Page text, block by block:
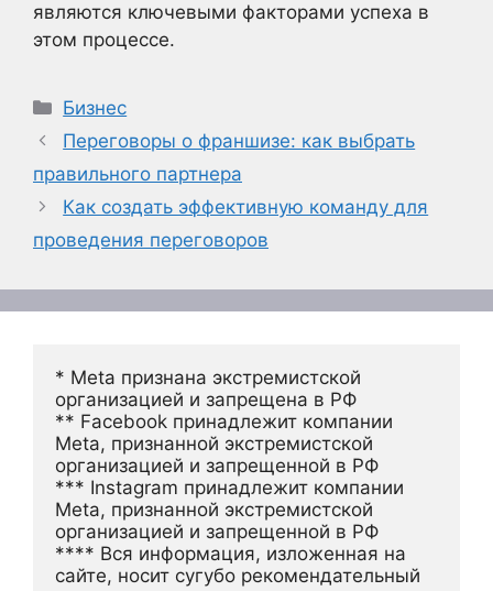
являются ключевыми факторами успеха в
этом процессе.
Рубрики
Бизнес
Переговоры о франшизе: как выбрать
правильного партнера
Как создать эффективную команду для
проведения переговоров
* Meta признана экстремистской
организацией и запрещена в РФ
** Facebook принадлежит компании
Meta, признанной экстремистской
организацией и запрещенной в РФ
*** Instagram принадлежит компании
Meta, признанной экстремистской
организацией и запрещенной в РФ
**** Вся информация, изложенная на
сайте, носит сугубо рекомендательный